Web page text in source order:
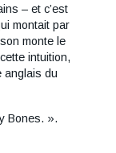
– et c’est
montait par
monte le
intuition,
anglais du
Bones. ».